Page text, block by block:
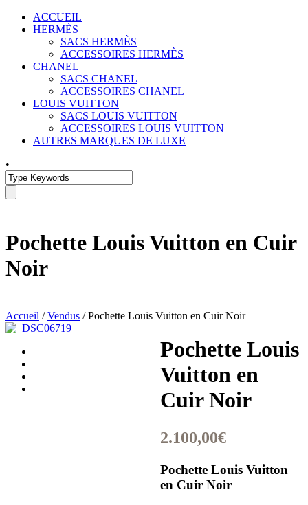
ACCUEIL
HERMÈS
SACS HERMÈS
ACCESSOIRES HERMÈS
CHANEL
SACS CHANEL
ACCESSOIRES CHANEL
LOUIS VUITTON
SACS LOUIS VUITTON
ACCESSOIRES LOUIS VUITTON
AUTRES MARQUES DE LUXE
•
Pochette Louis Vuitton en Cuir
Noir
Accueil /Vendus / Pochette Louis Vuitton en Cuir Noir
Pochette Louis
Vuitton en
Cuir Noir
2.100,00€
Pochette Louis Vuitton
en Cuir Noir